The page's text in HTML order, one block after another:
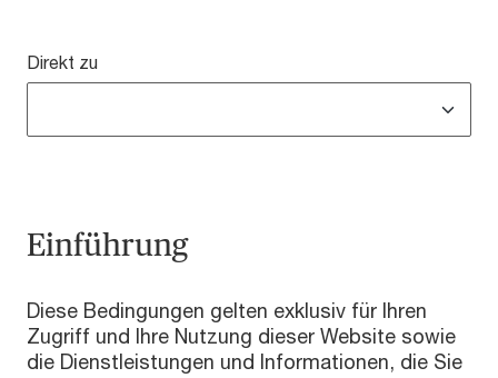
Direkt zu
Einführung
Diese Bedingungen gelten exklusiv für Ihren
Zugriff und Ihre Nutzung dieser Website sowie
die Dienstleistungen und Informationen, die Sie